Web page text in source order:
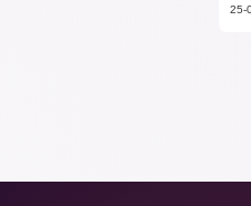
25-